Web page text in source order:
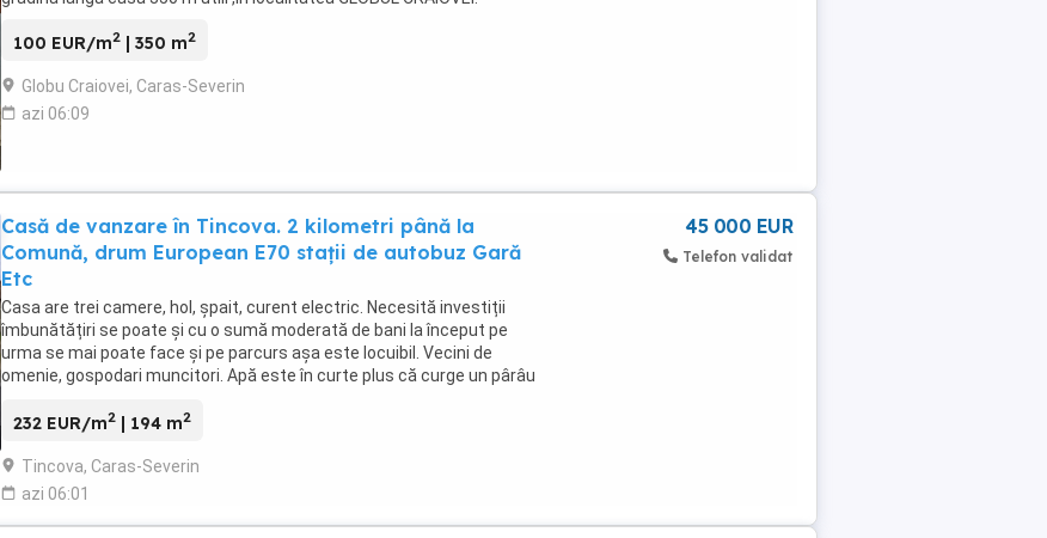
100 EUR/m2 | 350 m2
Globu Craiovei, Caras-Severin
azi 06:09
Casă de vanzare în Tincova. 2 kilometri până la
Comună, drum European E70 stații de autobuz Gară
Etc
Casa are trei camere, hol, șpait, curent electric. Necesită investiții
îmbunătățiri se poate și cu o sumă moderată de bani la început pe
urma se mai poate face și pe parcurs așa este locuibil. Vecini de
omenie, gospodari muncitori. Apă este în curte plus că curge un pârâu
232 EUR/m2 | 194 m2
Tincova, Caras-Severin
azi 06:01
45 000 EUR
Telefon validat